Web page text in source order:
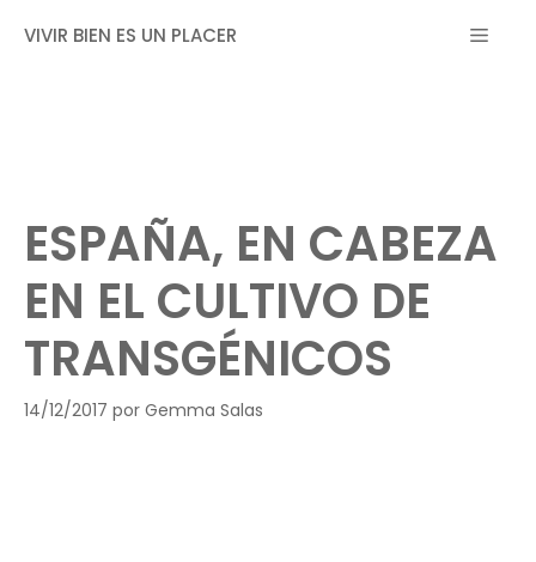
VIVIR BIEN ES UN PLACER MENÚ
ESPAÑA, EN CABEZA
EN EL CULTIVO DE
TRANSGÉNICOS
14/12/2017 por Gemma Salas